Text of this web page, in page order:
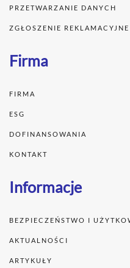
PRZETWARZANIE DANYCH
ZGŁOSZENIE REKLAMACYJNE
Firma
FIRMA
ESG
DOFINANSOWANIA
KONTAKT
Informacje
BEZPIECZEŃSTWO I
AKTUALNOŚCI
ARTYKUŁY